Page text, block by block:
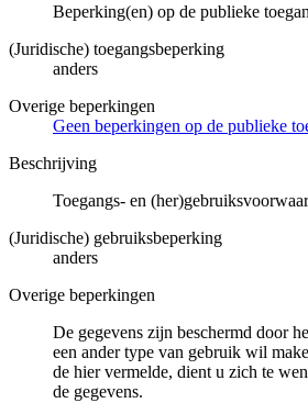
Beperking(en) op de publieke
(Juridische) toegangsbeperking
anders
Overige beperkingen
Geen beperkingen op de publieke
Beschrijving
Toegangs- en
(Juridische) gebruiksbeperking
anders
Overige beperkingen
De gegevens zijn beschermd door
een ander type van gebruik wil
de hier vermelde, dient u zich te
de gegevens.